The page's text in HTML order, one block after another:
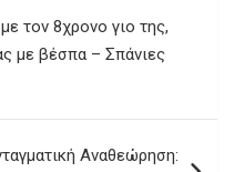
τον 8χρονο γιο της,
με βέσπα – Σπάνιες
Αναθεώρηση: